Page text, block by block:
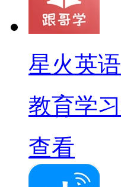
星火英语
教育学习
查看